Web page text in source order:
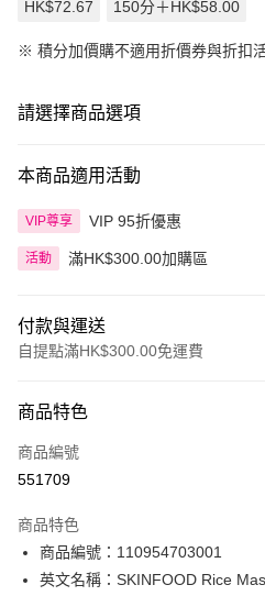
HK$72.67 150分＋HK$58.00
※ 積分加價購不適用折價券與折扣
請選擇商品選項
本商品適用活動
VIP尊享 VIP 95折優惠
活動 滿HK$300.00加購區
付款與運送
自提點滿HK$300.00免運費
信用卡
Apple Pay
PayMe
WeChat Pay
商品特色
商品編號
551709
商品特色
商品編號：110954703001
英文名稱：SKINFOOD Rice